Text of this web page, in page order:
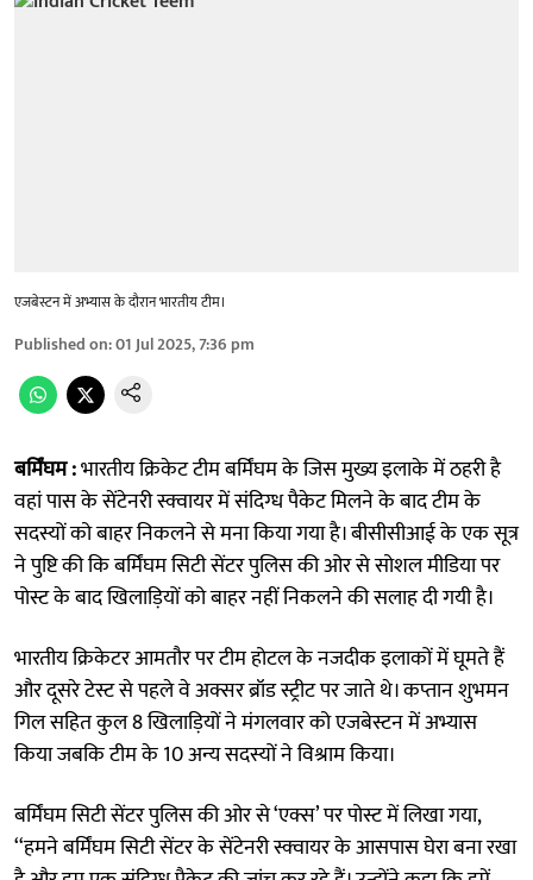
एजबेस्टन में अभ्यास के दौरान भारतीय टीम।
Published on:01 Jul 2025, 7:36 pm
बर्मिंघम :भारतीय क्रिकेट टीम बर्मिंघम के जिस मुख्य इलाके में ठहरी है
वहां पास के सेंटेनरी स्क्वायर में संदिग्ध पैकेट मिलने के बाद टीम के
सदस्यों को बाहर निकलने से मना किया गया है। बीसीसीआई के एक सूत्र
ने पुष्टि की कि बर्मिंघम सिटी सेंटर पुलिस की ओर से सोशल मीडिया पर
पोस्ट के बाद खिलाड़ियों को बाहर नहीं निकलने की सलाह दी गयी है।
भारतीय क्रिकेटर आमतौर पर टीम होटल के नजदीक इलाकों में घूमते हैं
और दूसरे टेस्ट से पहले वे अक्सर ब्रॉड स्ट्रीट पर जाते थे। कप्तान शुभमन
गिल सहित कुल 8 खिलाड़ियों ने मंगलवार को एजबेस्टन में अभ्यास
किया जबकि टीम के 10 अन्य सदस्यों ने विश्राम किया।
बर्मिंघम सिटी सेंटर पुलिस की ओर से ‘एक्स’ पर पोस्ट में लिखा गया,
‘‘हमने बर्मिंघम सिटी सेंटर के सेंटेनरी स्क्वायर के आसपास घेरा बना रखा